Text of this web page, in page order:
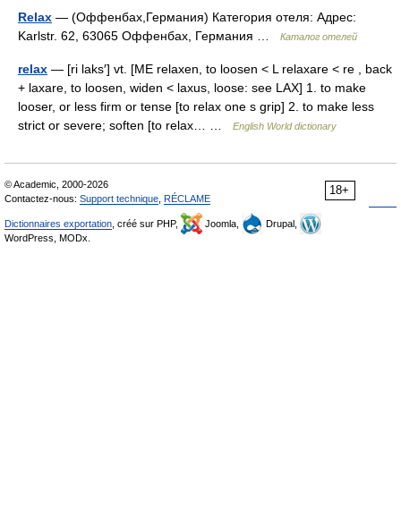
Relax — (Оффенбах,Германия) Категория отеля: Адрес:
Karlstr. 62, 63065 Оффенбах, Германия …
Каталог отелей
relax — [ri laks′] vt. [ME relaxen, to loosen < L relaxare < re , back
+ laxare, to loosen, widen < laxus, loose: see LAX] 1. to make
looser, or less firm or tense [to relax one s grip] 2. to make less
strict or severe; soften [to relax… …
English World dictionary
18+
© Academic, 2000-2026
Contactez-nous: Support technique RÉCLAME
Dictionnaires exportation , créé sur PHP, Joomla,
Drupal,
WordPress, MODx.